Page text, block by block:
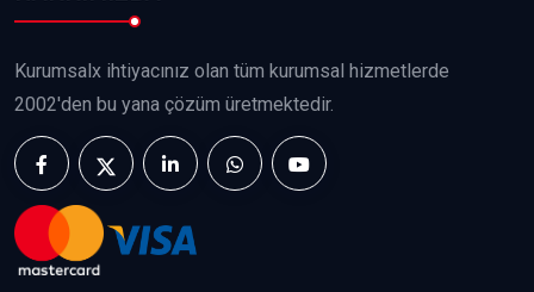
Kurumsalx ihtiyacınız olan tüm kurumsal hizmetlerde
2002'den bu yana çözüm üretmektedir.